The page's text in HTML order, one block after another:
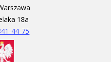
18a
44-75